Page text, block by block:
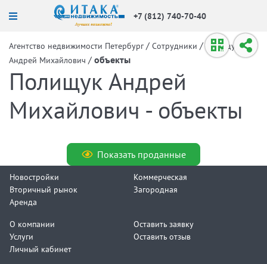
+7 (812) 740-70-40
Агентство недвижимости Петербург / Сотрудники / Полищук
Андрей Михайлович / объекты
Полищук Андрей
Михайлович - объекты
Показать проданные
Новостройки
Вторичный рынок
Аренда
Коммерческая
Загородная
О компании
Услуги
Личный кабинет
Оставить заявку
Оставить отзыв